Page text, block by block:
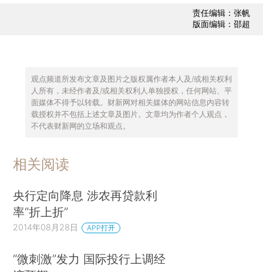
责任编辑：张帆
版面编辑：邵超
观点频道所发布文章及图片之版权属作者本人及/或相关权利
人所有，未经作者及/或相关权利人单独授权，任何网站、平
面媒体不得予以转载。财新网对相关媒体的网站信息内容转
载授权并不包括上述文章及图片。文章均为作者个人观点，
不代表财新网的立场和观点。
相关阅读
央行定向降息 涉农再贷款利
率“折上折”
2014年08月28日 APP打开
“微刺激”发力 国际投行上调经